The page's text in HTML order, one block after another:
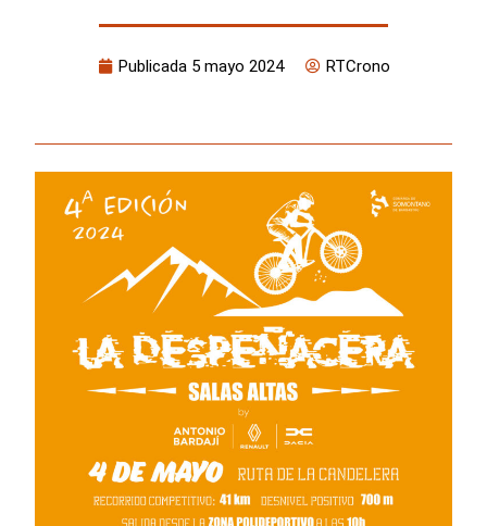
Publicada 5 mayo 2024 RTCrono